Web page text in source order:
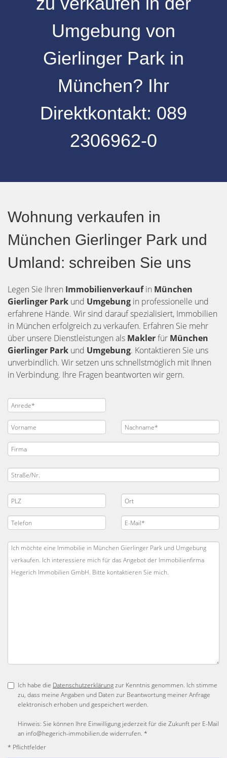
Umgebung von
Gierlinger Park in
München? Ihr
Direktkontakt: 089
2306962-0
Wohnung verkaufen in
München Gierlinger Park und
Umland: schreiben Sie uns
Legen Sie Ihren Immobilienverkaufin München
Gierlinger Park und Umgebung in professionelle und
erfahrene Hände. Wir sind darauf spezialisiert, Immobilien
in München erfolgreich zu verkaufen. Erfahren Sie mehr
über unsere Dienstleistungen als Maklerfür München
Gierlinger Park und Umgebung. Kontaktieren Sie uns
unverbindlich. Wir setzen uns schnellstmöglich mit Ihnen
in Verbindung. Ihre Fragen beantworten wir gern.
Ich habe die Datenschutzerklärungzur Kenntnis genommen. Ich stimme
zu, dass meine Angaben und Daten zur Beantwortung meiner Anfrage
elektronisch erhoben und gespeichert werden.
Hinweis: Sie können Ihre Einwilligung jederzeit für die Zukunft per E-Mail
an info@hegerich-immobilien.de widerrufen. *
* Pflichtfelder